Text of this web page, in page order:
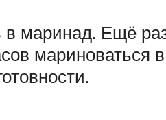
в маринад. Ещё
мариноваться